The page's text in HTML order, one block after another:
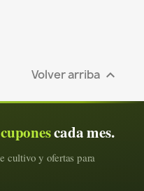
Volver arriba 
cada mes.
cultivo y ofertas para